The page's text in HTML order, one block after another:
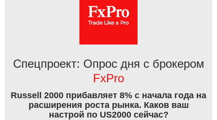
Спецпроект: Опрос дня с брокером
FxPro
Russell 2000 прибавляет 8% с начала года на
расширения роста рынка. Каков ваш
настрой по US2000 сейчас?